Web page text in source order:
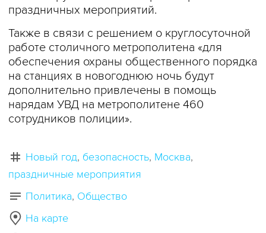
праздничных мероприятий.
Также в связи с решением о круглосуточной
работе столичного метрополитена «для
обеспечения охраны общественного порядка
на станциях в новогоднюю ночь будут
дополнительно привлечены в помощь
нарядам УВД на метрополитене 460
сотрудников полиции».
Новый год безопасность Москва
праздничные мероприятия
Политика Общество
На карте